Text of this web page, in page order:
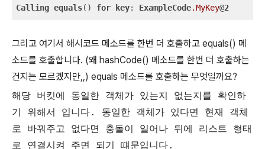
Calling equals() for key: ExampleCode.MyKey@2
그리고 여기서 해시코드 메소드를 한번 더 호출하고 equals() 메
소드를 호출합니다. (왜 hashCode() 메소드를 한번 더 호출하는
건지는 모르겠지만,,) equals 메소드를 호출하는 무엇일까요?
해당 버킷에 동일한 객체가 있는지 없는지를 확인하
기 위해서 입니다. 동일한 객체가 있다면 현재 객체
로 바꿔주고 없다면 충돌이 일어나 뒤에 리스트 형태
로 연결시켜 주면 되기 떄문입니다.